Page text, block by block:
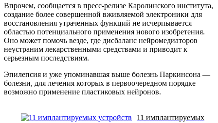
Впрочем, сообщается в пресс-релизе Каролинского института,
создание более совершенной вживляемой электроники для
восстановления утраченных функций не исчерпывается
областью потенциального применения нового изобретения.
Оно может помочь везде, где дисбаланс нейромедиаторов
неустраним лекарственными средствами и приводит к
серьезным последствиям.
Эпилепсия и уже упоминавшая выше болезнь Паркинсона —
болезни, для лечения которых в первоочередном порядке
возможно применение пластиковых нейронов.
11 имплантируемых